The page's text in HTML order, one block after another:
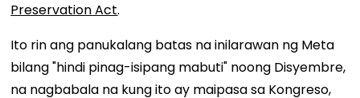
Preservation Act.
Ito rin ang panukalang batas na inilarawan ng Meta
bilang "hindi pinag-isipang mabuti" noong Disyembre,
na nagbabala na kung ito ay maipasa sa Kongreso,